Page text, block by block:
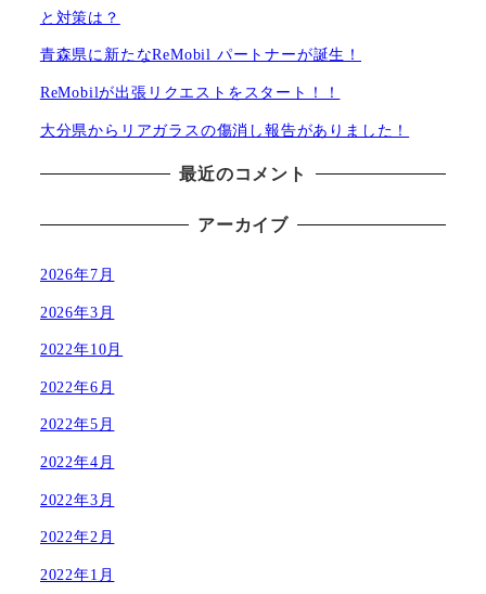
と対策は？
青森県に新たなReMobil パートナーが誕生！
ReMobilが出張リクエストをスタート！！
大分県からリアガラスの傷消し報告がありました！
最近のコメント
アーカイブ
2026年7月
2026年3月
2022年10月
2022年6月
2022年5月
2022年4月
2022年3月
2022年2月
2022年1月